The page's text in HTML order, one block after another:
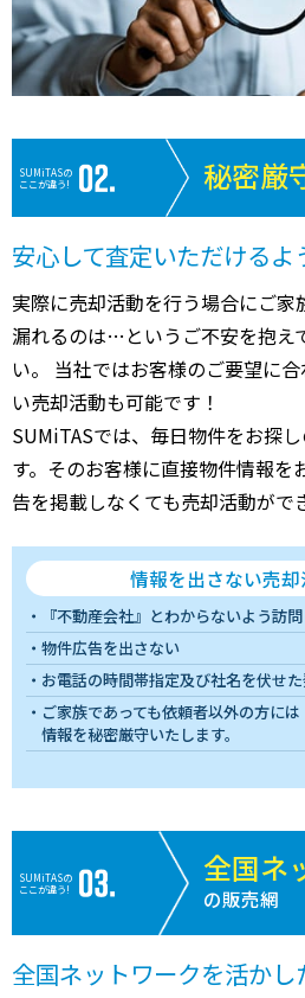
SUMiTASの
ここが違う!
秘密厳
安心して査定いただける
実際に売却活動を行う場合にご
漏れるのは…というご不安を抱え
い。 当社ではお客様のご要望に
い売却活動も可能です！
SUMiTASでは、毎日物件をお探
す。そのお客様に直接物件情報を
告を掲載しなくても売却活動がで
情報を出さない売
『不動産会社』とわからないよう訪問
物件広告を出さない
お電話の時間帯指定及び社名を伏せ
ご家族であっても依頼者以外の方には
情報を秘密厳守いたします。
SUMiTASの
ここが違う!
全国ネ
の販売網
全国ネットワークを活かし